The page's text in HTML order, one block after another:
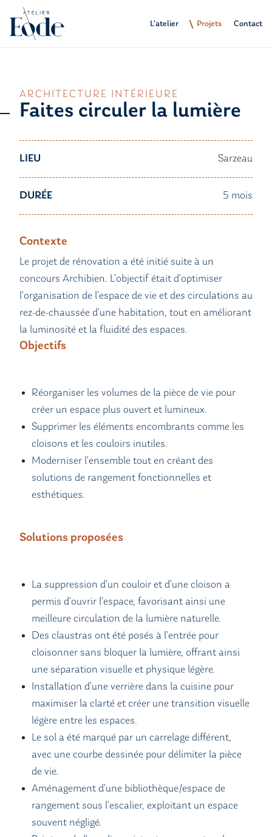
L’atelier Projets Contact
ARCHITECTURE INTÉRIEURE
Faites circuler la lumière
LIEU Sarzeau
DURÉE 5 mois
Contexte
Le projet de rénovation a été initié suite à un
concours Archibien. L’objectif était d’optimiser
l’organisation de l’espace de vie et des circulations au
rez-de-chaussée d’une habitation, tout en améliorant
la luminosité et la fluidité des espaces.
Objectifs
Réorganiser les volumes de la pièce de vie pour
créer un espace plus ouvert et lumineux.
Supprimer les éléments encombrants comme les
cloisons et les couloirs inutiles.
Moderniser l’ensemble tout en créant des
solutions de rangement fonctionnelles et
esthétiques.
Solutions proposées
La suppression d’un couloir et d’une cloison a
permis d’ouvrir l’espace, favorisant ainsi une
meilleure circulation de la lumière naturelle.
Des claustras ont été posés à l’entrée pour
cloisonner sans bloquer la lumière, offrant ainsi
une séparation visuelle et physique légère.
Installation d’une verrière dans la cuisine pour
maximiser la clarté et créer une transition visuelle
légère entre les espaces.
Le sol a été marqué par un carrelage différent,
avec une courbe dessinée pour délimiter la pièce
de vie.
Aménagement d’une bibliothèque/espace de
rangement sous l’escalier, exploitant un espace
souvent négligé.